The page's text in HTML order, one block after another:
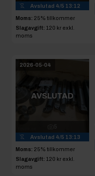
Avslutad 4/5 13:12
Moms: 25% tillkommer
Slagavgift: 120 kr exkl.
moms
2026-05-04
AVSLUTAD
Avslutad 4/5 13:13
Moms: 25% tillkommer
Slagavgift: 120 kr exkl.
moms